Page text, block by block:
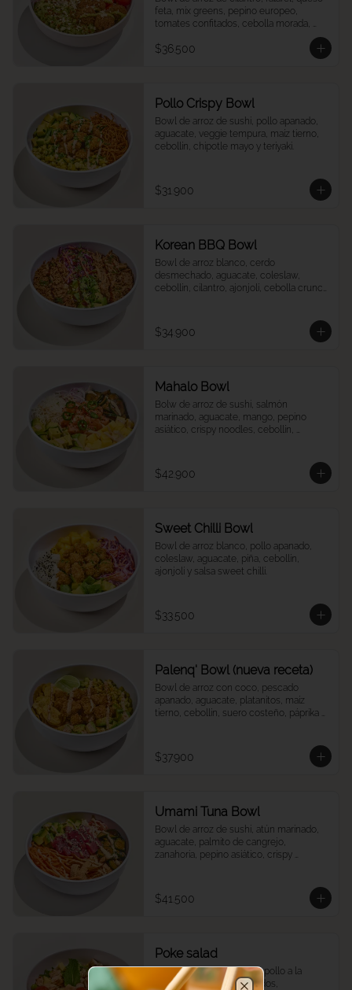
feta, mix greens, pepino europeo,
tomates confitados, cebolla morada,
goddess.
$36.500
Pollo Crispy Bowl
Bowl de arroz de sushi, pollo apanado,
aguacate, veggie tempura, maíz tierno,
cebollín, chipotle mayo y teriyaki.
$31.900
Korean BBQ Bowl
Bowl de arroz blanco, cerdo
desmechado, aguacate, coleslaw,
cebollín, cilantro, ajonjolí, cebolla crunch
$34.900
Mahalo Bowl
Bolw de arroz de sushi, salmón
marinado, aguacate, mango, pepino
asiático, crispy noodles, cebollín,
$42.900
Sweet Chilli Bowl
Bowl de arroz blanco, pollo apanado,
coleslaw, aguacate, piña, cebollín,
ajonjolí y salsa sweet chilli.
$33.500
Palenq' Bowl (nueva receta)
Bowl de arroz con coco, pescado
apanado, aguacate, platanitos, maíz
tierno, cebollín, suero costeño, páprika y
$37.900
Umami Tuna Bowl
Bowl de arroz de sushi, atún marinado,
aguacate, palmito de cangrejo,
zanahoria, pepino asiático, crispy
$41.500
Poke salad
Quinoa, mix de lechugas, pollo a la
plancha, tomates confitados,